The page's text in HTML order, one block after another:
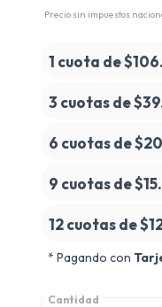
Precio sin impuestos
1 cuota de
3 cuotas de
6 cuotas de
9 cuotas de
12 cuotas de
* Pagando con
Cantidad